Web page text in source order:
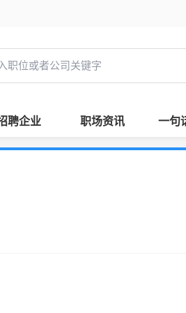
聘企业 职场资讯 一句